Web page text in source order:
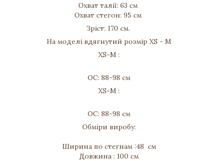
Охват талії: 63 см
Охват стегон: 95 см
Зріст: 170 см.
На моделі вдягнутий розмір XS - М
XS-M :
ОС: 88-98 см
XS-M :
ОС: 88-98 см
Обміри виробу:
Ширина по стегнам :48 см
Довжина : 100 см